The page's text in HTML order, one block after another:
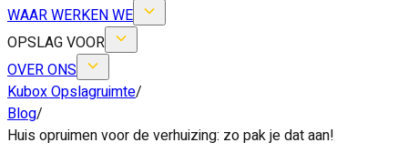
WAAR WERKEN WE
OPSLAG VOOR
OVER ONS
Kubox Opslagruimte/
Blog/
Huis opruimen voor de verhuizing: zo pak je dat aan!